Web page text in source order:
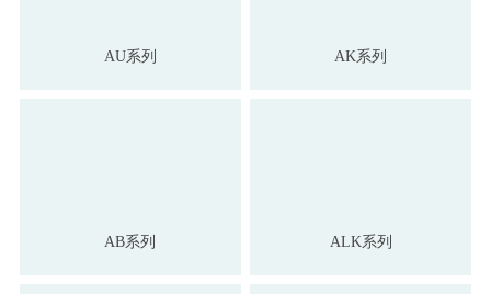
AU系列 AK系列
AB系列 ALK系列